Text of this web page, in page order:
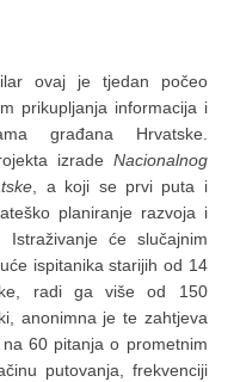
ovaj je tjedan počeo
prikupljanja informacija i
građana Hrvatske.
izrade Nacionalnog
, a koji se prvi puta i
planiranje razvoja i
će slučajnim
ispitanika starijih od 14
radi ga više od 150
anonimna je te zahtjeva
60 pitanja o prometnim
putovanja, frekvenciji